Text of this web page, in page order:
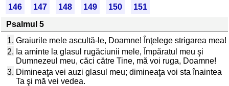
146 147 148 149 150
151
Psalmul 5
1. Graiurile mele ascultă-le, Doamne! Înţelege strigarea mea!
2. Ia aminte la glasul rugăciunii mele, Împăratul meu şi
Dumnezeul meu, căci către Tine, mă voi ruga, Doamne!
3. Dimineaţa vei auzi glasul meu; dimineaţa voi sta înaintea
Ta şi mă vei vedea.